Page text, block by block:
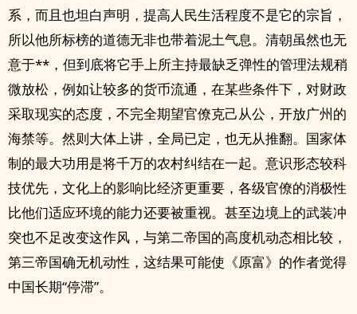
系，而且也坦白声明，提高人民生活程度不是它的宗旨，
所以他所标榜的道德无非也带着泥土气息。清朝虽然也无
意于**，但到底将它手上所主持最缺乏弹性的管理法规稍
微放松，例如让较多的货币流通，在某些条件下，对财政
采取现实的态度，不完全期望官僚克己从公，开放广州的
海禁等。然则大体上讲，全局已定，也无从推翻。国家体
制的最大功用是将千万的农村纠结在一起。意识形态较科
技优先，文化上的影响比经济更重要，各级官僚的消极性
比他们适应环境的能力还要被重视。甚至边境上的武装冲
突也不足改变这作风，与第二帝国的高度机动态相比较，
第三帝国确无机动性，这结果可能使《原富》的作者觉得
中国长期“停滞”。